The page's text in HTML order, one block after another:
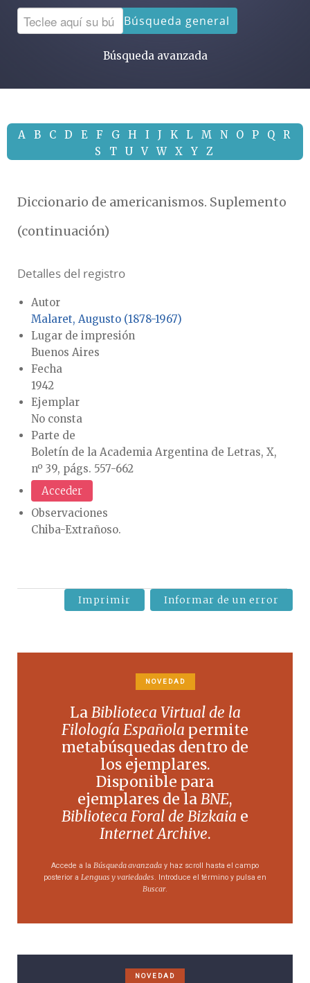
Búsqueda general
Búsqueda avanzada
A B C D E F G H I J K L M N O P Q
R
S
T U V W X Y Z
Diccionario de americanismos. Suplemento
(continuación)
Detalles del registro
Autor
Malaret, Augusto (1878-1967)
Lugar de impresión
Buenos Aires
Fecha
1942
Ejemplar
No consta
Parte de
Boletín de la Academia Argentina de Letras, X,
nº 39, págs. 557-662
Acceder
Observaciones
Chiba-Extrañoso.
Imprimir Informar de un error
NOVEDAD
LaBiblioteca Virtual de la
Filología Española permite
metabúsquedas dentro de
los ejemplares.
Disponible para
ejemplares de laBNE,
Biblioteca Foral de Bizkaia e
Internet Archive.
Accede a la Búsqueda avanzada y haz scroll hasta el campo
posterior a Lenguas y variedades . Introduce el término y pulsa en
Buscar.
NOVEDAD